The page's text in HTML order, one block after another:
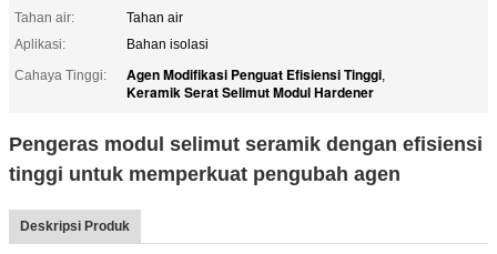
Tahan air:
Tahan air
Aplikasi:
Bahan isolasi
Cahaya Tinggi:
Agen Modifikasi Penguat Efisiensi Tinggi,
Keramik Serat Selimut Modul Hardener
Pengeras modul selimut seramik dengan efisiensi
tinggi untuk memperkuat pengubah agen
Deskripsi Produk